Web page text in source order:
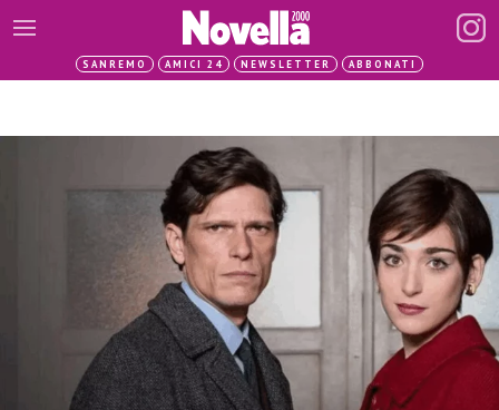
SANREMO AMICI 24 NEWSLETTER ABBONATI